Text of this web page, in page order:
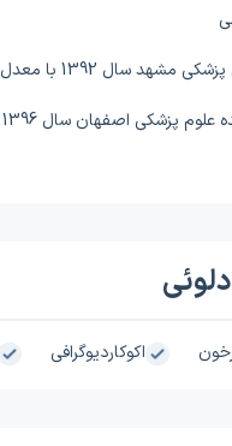
1392 با معدل کل 19/20
پزشکی اصفهان سال 1396
اکوکاردیوگرافی